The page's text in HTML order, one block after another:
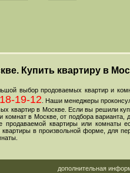
Купить квартиру в
выбор продоваемых квартир и
19-12 . Наши менеджеры
квартир в Москве. Если вы решили
в Москве, от подбора
квартиры или комнаты
в произвольной форме, для
дополнительная